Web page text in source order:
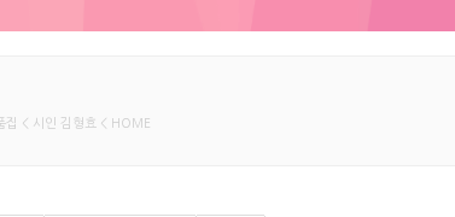
집 < 시인 김형효 < HOME